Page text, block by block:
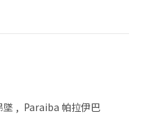
墜 , Paraiba 帕拉伊巴